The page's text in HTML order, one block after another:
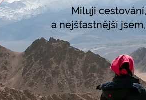
Miluji
a nejšťastnější